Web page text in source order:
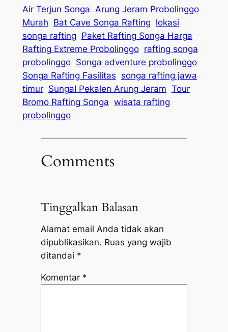
Air Terjun Songa Arung Jeram Probolinggo
Murah Bat Cave Songa Rafting lokasi
songa rafting Paket Rafting Songa Harga
Rafting Extreme Probolinggo rafting songa
probolinggo Songa adventure probolinggo
Songa Rafting Fasilitas songa rafting jawa
timur SungaI Pekalen Arung Jeram Tour
Bromo Rafting Songa wisata rafting
probolinggo
Comments
Tinggalkan Balasan
Alamat email Anda tidak akan
dipublikasikan. Ruas yang wajib
ditandai *
Komentar *